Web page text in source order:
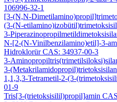
106996-32-1
[3-(N,N-
(3-(N-
3-
N-[2-(N-Vinilbenzilamino)etil]-3-
Hidroklorür CAS: 34937-00-3
3-
3-
1,1,3,3-Tetrametil-2-(3-
01-9
Tris[3-(trietoksisilil)propil]amin